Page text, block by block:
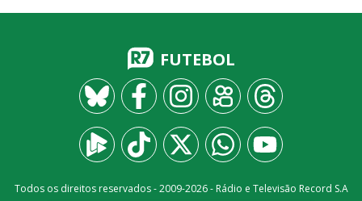
FUTEBOL
Todos os direitos reservados - 2009-2026- Rádio e Televisão Record S.A